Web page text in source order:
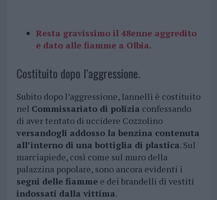
Resta gravissimo il 48enne aggredito
e dato alle fiamme a Olbia.
Costituito dopo l’aggressione.
Subito dopo l’aggressione, Iannelli è costituito
nel Commissariato di polizia confessando
di aver tentato di uccidere Cozzolino
versandogli addosso la benzina contenuta
all’interno di una bottiglia di plastica. Sul
marciapiede, così come sul muro della
palazzina popolare, sono ancora evidenti i
segni delle fiammee dei brandelli di vestiti
indossati dalla vittima.